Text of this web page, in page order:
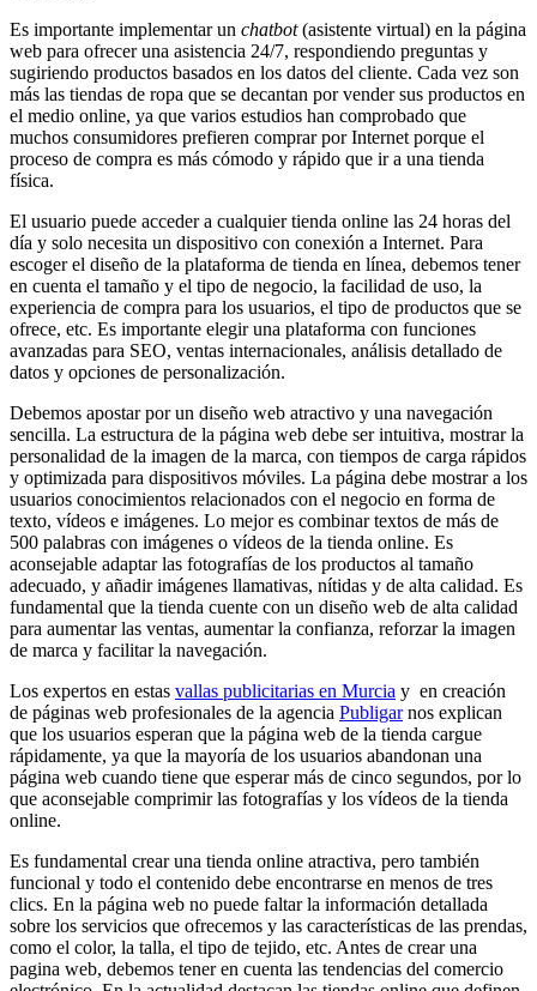
Es importante implementar un chatbot(asistente virtual) en la página
web para ofrecer una asistencia 24/7, respondiendo preguntas y
sugiriendo productos basados en los datos del cliente. Cada vez son
más las tiendas de ropa que se decantan por vender sus productos en
el medio online, ya que varios estudios han comprobado que
muchos consumidores prefieren comprar por Internet porque el
proceso de compra es más cómodo y rápido que ir a una tienda
física.
El usuario puede acceder a cualquier tienda online las 24 horas del
día y solo necesita un dispositivo con conexión a Internet. Para
escoger el diseño de la plataforma de tienda en línea, debemos tener
en cuenta el tamaño y el tipo de negocio, la facilidad de uso, la
experiencia de compra para los usuarios, el tipo de productos que se
ofrece, etc. Es importante elegir una plataforma con funciones
avanzadas para SEO, ventas internacionales, análisis detallado de
datos y opciones de personalización.
Debemos apostar por un diseño web atractivo y una navegación
sencilla. La estructura de la página web debe ser intuitiva, mostrar la
personalidad de la imagen de la marca, con tiempos de carga rápidos
y optimizada para dispositivos móviles. La página debe mostrar a los
usuarios conocimientos relacionados con el negocio en forma de
texto, vídeos e imágenes. Lo mejor es combinar textos de más de
500 palabras con imágenes o vídeos de la tienda online. Es
aconsejable adaptar las fotografías de los productos al tamaño
adecuado, y añadir imágenes llamativas, nítidas y de alta calidad. Es
fundamental que la tienda cuente con un diseño web de alta calidad
para aumentar las ventas, aumentar la confianza, reforzar la imagen
de marca y facilitar la navegación.
Los expertos en estas vallas publicitarias en Murcia y en creación
de páginas web profesionales de la agencia Publigarnos explican
que los usuarios esperan que la página web de la tienda cargue
rápidamente, ya que la mayoría de los usuarios abandonan una
página web cuando tiene que esperar más de cinco segundos, por lo
que aconsejable comprimir las fotografías y los vídeos de la tienda
online.
Es fundamental crear una tienda online atractiva, pero también
funcional y todo el contenido debe encontrarse en menos de tres
clics. En la página web no puede faltar la información detallada
sobre los servicios que ofrecemos y las características de las prendas,
como el color, la talla, el tipo de tejido, etc. Antes de crear una
pagina web, debemos tener en cuenta las tendencias del comercio